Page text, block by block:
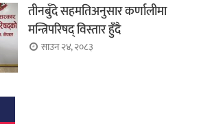
तीनबुँदे सहमतिअनुसार कर्णालीमा
मन्त्रिपरिषद् विस्तार हुँदै
साउन २४, २०८३